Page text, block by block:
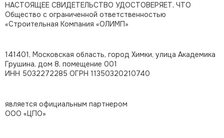
НАСТОЯЩЕЕ СВИДЕТЕЛЬСТВО УДОСТОВЕРЯЕТ, ЧТО
Общество с ограниченной ответственностью
«Строительная Компания «ОЛИМП»
141401, Московская область, город Химки, улица Академика
Грушина, дом 8, помещение 001
ИНН 5032272285 ОГРН 11350320210740
является официальным партнером
ООО «ЦПО»